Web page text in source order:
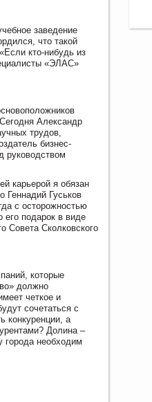
заведение
что такой
кто-нибудь из
«ЭЛАС»
Александр
трудов,
бизнес-
руководством
карьерой я обязан
Гуськов
с осторожностью
подарок в виде
Совета Сколковского
которые
должно
четкое и
сочетаться с
конкуренции, а
Долина –
города необходим